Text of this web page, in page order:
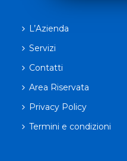
L’Azienda
Servizi
Contatti
Area Riservata
Privacy Policy
Termini e condizioni